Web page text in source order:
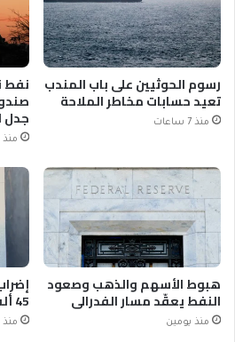
رسوم الحوثيين على باب المندب
تعيد حسابات مخاطر الملاحة
منذ 7 ساعات جدل
منذ
هبوط الأسهم والذهب وصعود
النفط يعقّد مسار الفدرالي
منذ يومين
45 ألف موظف من الرواتب
منذ 3 أيام